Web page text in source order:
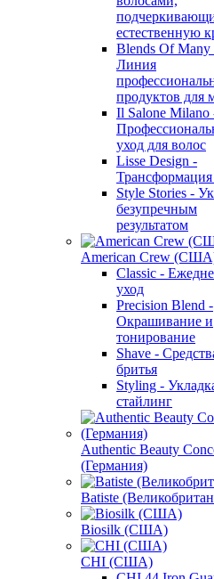
естественную
Blends Of Many
Линия
продуктов для
Il Salone Milano
уход для волос
Lisse Design -
Трансформация
Style Stories -
безупречным
результатом
American Crew
Classic -
уход
Precision Blend -
Окрашивание и
тонирование
Shave -
бритья
Styling -
стайлинг
Authentic Beauty
(Германия)
Batiste
Biosilk (США)
CHI (США)